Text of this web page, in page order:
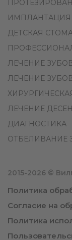
ИМПЛАНТАЦИЯ
ДЕТСКАЯ
ЛЕЧЕНИЕ
ЛЕЧЕНИЕ
ЛЕЧЕНИЕ ДЕСЕН
ДИАГНОСТИКА
ОТБЕЛИВАНИЕ
2015-2026 ©
Политика
Согласие на
Политика